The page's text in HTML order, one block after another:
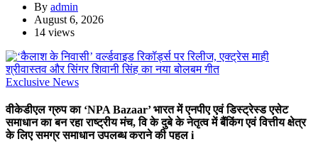
By admin
August 6, 2026
14 views
Exclusive News
वीकेडीएल ग्रुप का ‘NPA Bazaar’ भारत में एनपीए एवं डिस्ट्रेस्ड एसेट
समाधान का बन रहा राष्ट्रीय मंच, वि के दुबे के नेतृत्व में बैंकिंग एवं वित्तीय क्षेत्र
के लिए समग्र समाधान उपलब्ध कराने की पहल i